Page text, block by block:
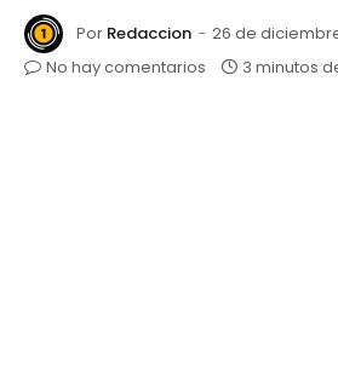
Por Redaccion
26 de
No hay comentarios
3 minutos